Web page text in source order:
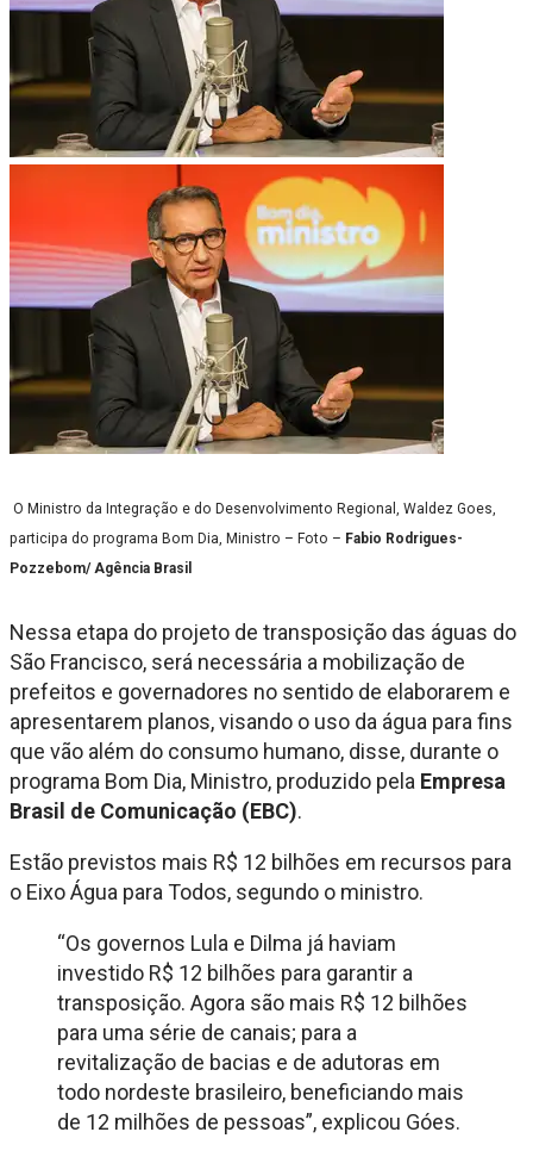
O Ministro da Integração e do Desenvolvimento Regional, Waldez Goes,
participa do programa Bom Dia, Ministro – Foto – Fabio Rodrigues-
Pozzebom/ Agência Brasil
Nessa etapa do projeto de transposição das águas do
São Francisco, será necessária a mobilização de
prefeitos e governadores no sentido de elaborarem e
apresentarem planos, visando o uso da água para fins
que vão além do consumo humano, disse, durante o
programa Bom Dia, Ministro, produzido pela Empresa
Brasil de Comunicação (EBC).
Estão previstos mais R$ 12 bilhões em recursos para
o Eixo Água para Todos, segundo o ministro.
“Os governos Lula e Dilma já haviam
investido R$ 12 bilhões para garantir a
transposição. Agora são mais R$ 12 bilhões
para uma série de canais; para a
revitalização de bacias e de adutoras em
todo nordeste brasileiro, beneficiando mais
de 12 milhões de pessoas”, explicou Góes.